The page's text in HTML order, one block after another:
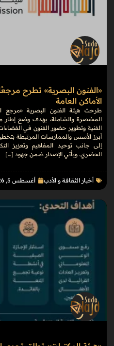
«الفنون البصرية» تطرح
الأماكن العامة
طرحت هيئة الفنون البصرية «مرجع
المختصرة والشاملة، بهدف وضع
الفنية وتطوير حضور الفنون في
أبرز الأسس والممارسات المرتبطة
إلى جانب توحيد المفاهيم وتعزيز
الحضري. ويأتي الإصدار ضمن جهود […]
أخبار الثقافة و الأدب أغسطس 5, 2026